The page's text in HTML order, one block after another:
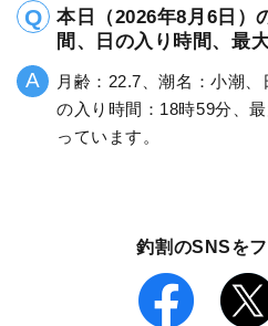
本日（2026年8月6日）
間、日の入り時間、最
月齢：22.7、潮名：小潮
の入り時間：18時59分、
っています。
釣割のSNSを